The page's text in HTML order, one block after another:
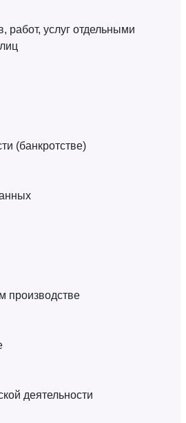
работ, услуг отдельными
(банкротстве)
производстве
деятельности